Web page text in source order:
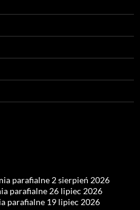
parafialne 2 sierpień 2026
parafialne 26 lipiec 2026
parafialne 19 lipiec 2026